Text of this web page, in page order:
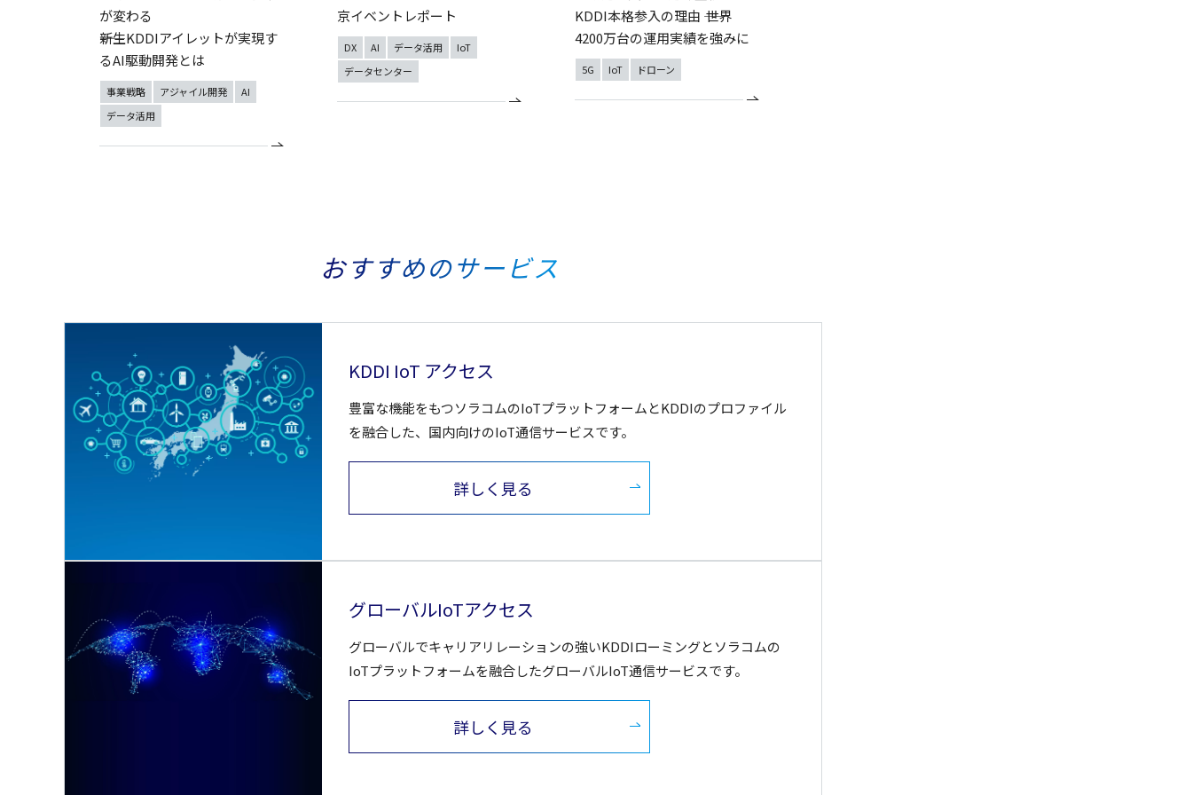
が変わる
――新生KDDIアイレットが実現す
るAI駆動開発とは
事業戦略 アジャイル開発
AI
データ活用
京イベントレポート
DX AI データ活用
IoT
データセンター
KDDI本格参入の理由 ―― 世界
4200万台の運用実績を強みに
5G IoT ドローン
おすすめのサービス
KDDI IoT アクセス
豊富な機能をもつソラコムのIoTプラットフォームとKDDIのプロファイル
を融合した、国内向けのIoT通信サービスです。
詳しく見る
グローバルIoTアクセス
グローバルでキャリアリレーションの強いKDDIローミングとソラコムの
IoTプラットフォームを融合したグローバルIoT通信サービスです。
詳しく見る